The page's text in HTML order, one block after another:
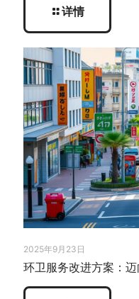
详情
2025年9月23日
环卫服务改进方案：